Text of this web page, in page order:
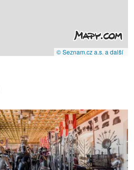
© Seznam.cz a.s. a další